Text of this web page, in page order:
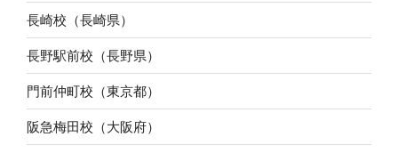
長崎校（長崎県）
長野駅前校（長野県）
門前仲町校（東京都）
阪急梅田校（大阪府）